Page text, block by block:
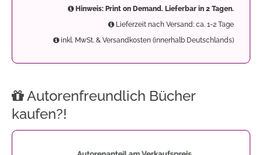
Hinweis: Print on Demand. Lieferbar in 2 Tagen.
Lieferzeit nach Versand: ca. 1-2 Tage
inkl. MwSt. & Versandkosten (innerhalb Deutschlands)
Autorenfreundlich Bücher
kaufen?!